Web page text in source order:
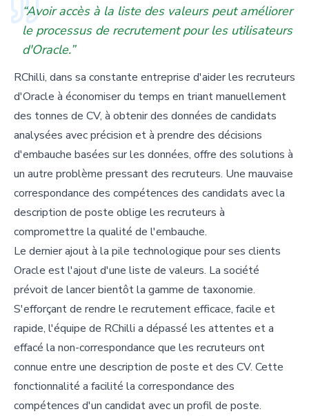
“Avoir accès à la liste des valeurs peut améliorer
le processus de recrutement pour les utilisateurs
d'Oracle.”
RChilli, dans sa constante entreprise d'aider les recruteurs
d'Oracle à économiser du temps en triant manuellement
des tonnes de CV, à obtenir des données de candidats
analysées avec précision et à prendre des décisions
d'embauche basées sur les données, offre des solutions à
un autre problème pressant des recruteurs. Une mauvaise
correspondance des compétences des candidats avec la
description de poste oblige les recruteurs à
compromettre la qualité de l'embauche.
Le dernier ajout à la pile technologique pour ses clients
Oracle est l'ajout d'une liste de valeurs. La société
prévoit de lancer bientôt la gamme de taxonomie.
S'efforçant de rendre le recrutement efficace, facile et
rapide, l'équipe de RChilli a dépassé les attentes et a
effacé la non-correspondance que les recruteurs ont
connue entre une description de poste et des CV. Cette
fonctionnalité a facilité la correspondance des
compétences d'un candidat avec un profil de poste.